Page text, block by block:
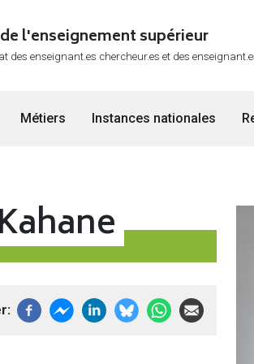
l'enseignement supérieur
des enseignant.es chercheur.es et des
Métiers Instances nationales